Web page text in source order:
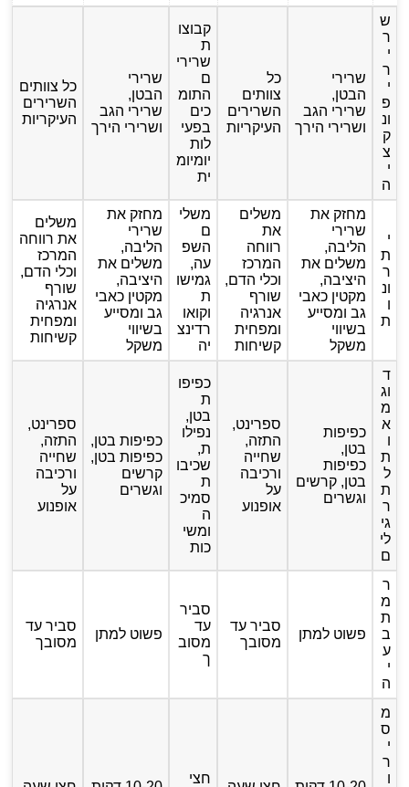
ש
ר
י
ר
י
פ
ונ
ק
צ
י
ה
שרירי
הבטן,
שרירי הגב
ושרירי הירך
כל
צוותים
השרירים
העיקריות
קבוצו
ת
שרירי
ם
התומ
כים
בפעי
לות
יומיומ
ית
שרירי
הבטן,
שרירי הגב
ושרירי הירך
כל צוותים
השרירים
העיקריות
י
ת
ר
ונ
ו
ת
מחזק את
שרירי
הליבה,
משלים את
היציבה,
מקטין כאבי
גב ומסייע
בשיווי
משקל
משלים
את
רווחה
המרכז
וכלי הדם,
שורף
אנרגיה
ומפחית
קשיחות
משלי
ם
השפ
עה,
גמישו
ת
וקואו
רדינצ
יה
מחזק את
שרירי
הליבה,
משלים את
היציבה,
מקטין כאבי
גב ומסייע
בשיווי
משקל
משלים
את רווחה
המרכז
וכלי הדם,
שורף
אנרגיה
ומפחית
קשיחות
ד
וג
מ
א
ו
ת
ל
ת
ר
גי
לי
ם
כפיפות
בטן,
כפיפות
בטן, קרשים
וגשרים
ספרינט,
התזה,
שחייה
ורכיבה
על
אופנוע
כפיפו
ת
בטן,
נפילו
ת,
שכיבו
ת
סמיכ
ה
ומשי
כות
כפיפות בטן,
כפיפות בטן,
קרשים
וגשרים
ספרינט,
התזה,
שחייה
ורכיבה
על
אופנוע
ר
מ
ת
ב
ע
י
ה
פשוט למתן
סביר עד
מסובך
סביר
עד
מסוב
ך
פשוט למתן
סביר עד
מסובך
מ
ס
י
ר
ו
חצי